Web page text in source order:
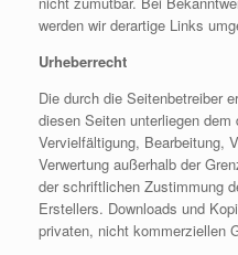
werden wir derartige Links
Urheberrecht
Die durch die Seitenbetreiber
diesen Seiten unterliegen
Vervielfältigung, Bearbeitung,
Verwertung außerhalb der
der schriftlichen Zustimmung
Erstellers. Downloads und
privaten, nicht kommerziellen